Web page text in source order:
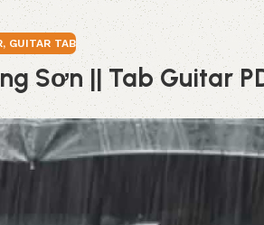
, GUITAR TAB
Sơn || Tab Guitar